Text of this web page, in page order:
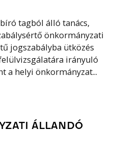
tagból álló tanács,
önkormányzati
jogszabályba ütközés
irányuló
a helyi önkormányzat...
ÁLLANDÓ